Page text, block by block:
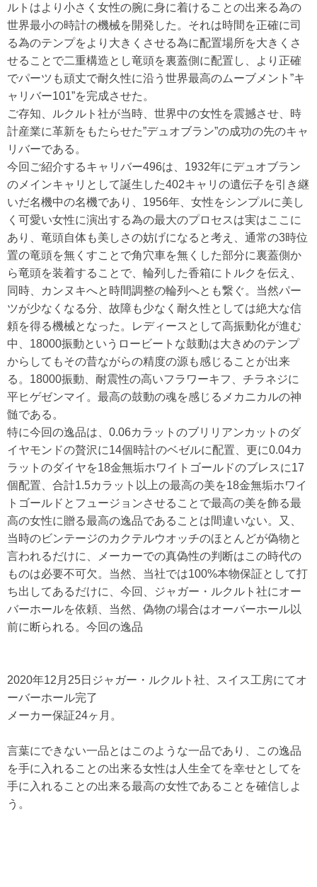
ルトはより小さく女性の腕に身に着けることの出来る為の
世界最小の時計の機械を開発した。それは時間を正確に司
る為のテンプをより大きくさせる為に配置場所を大きくさ
せることで二重構造とし竜頭を裏蓋側に配置し、より正確
でパーツも頑丈で耐久性に沿う世界最高のムーブメント”キ
ャリバー101”を完成させた。
ご存知、ルクルト社が当時、世界中の女性を震撼させ、時
計産業に革新をもたらせた”デュオブラン”の成功の先のキャ
リバーである。
今回ご紹介するキャリバー496は、1932年にデュオブラン
のメインキャリとして誕生した402キャリの遺伝子を引き継
いだ名機中の名機であり、1956年、女性をシンプルに美し
く可愛い女性に演出する為の最大のプロセスは実はここに
あり、竜頭自体も美しさの妨げになると考え、通常の3時位
置の竜頭を無くすことで角穴車を無くした部分に裏蓋側か
ら竜頭を装着することで、輪列した香箱にトルクを伝え、
同時、カンヌキへと時間調整の輪列へとも繋ぐ。当然パー
ツが少なくなる分、故障も少なく耐久性としては絶大な信
頼を得る機械となった。レディースとして高振動化が進む
中、18000振動というロービートな鼓動は大きめのテンプ
からしてもその昔ながらの精度の源も感じることが出来
る。18000振動、耐震性の高いフラワーキフ、チラネジに
平ヒゲゼンマイ。最高の鼓動の魂を感じるメカニカルの神
髄である。
特に今回の逸品は、0.06カラットのブリリアンカットのダ
イヤモンドの贅沢に14個時計のベゼルに配置、更に0.04カ
ラットのダイヤを18金無垢ホワイトゴールドのブレスに17
個配置、合計1.5カラット以上の最高の美を18金無垢ホワイ
トゴールドとフュージョンさせることで最高の美を飾る最
高の女性に贈る最高の逸品であることは間違いない。又、
当時のビンテージのカクテルウオッチのほとんどが偽物と
言われるだけに、メーカーでの真偽性の判断はこの時代の
ものは必要不可欠。当然、当社では100%本物保証として打
ち出してあるだけに、今回、ジャガー・ルクルト社にオー
バーホールを依頼、当然、偽物の場合はオーバーホール以
前に断られる。今回の逸品
2020年12月25日ジャガー・ルクルト社、スイス工房にてオ
ーバーホール完了
メーカー保証24ヶ月。
言葉にできない一品とはこのような一品であり、この逸品
を手に入れることの出来る女性は人生全てを幸せとしてを
手に入れることの出来る最高の女性であることを確信しよ
う。